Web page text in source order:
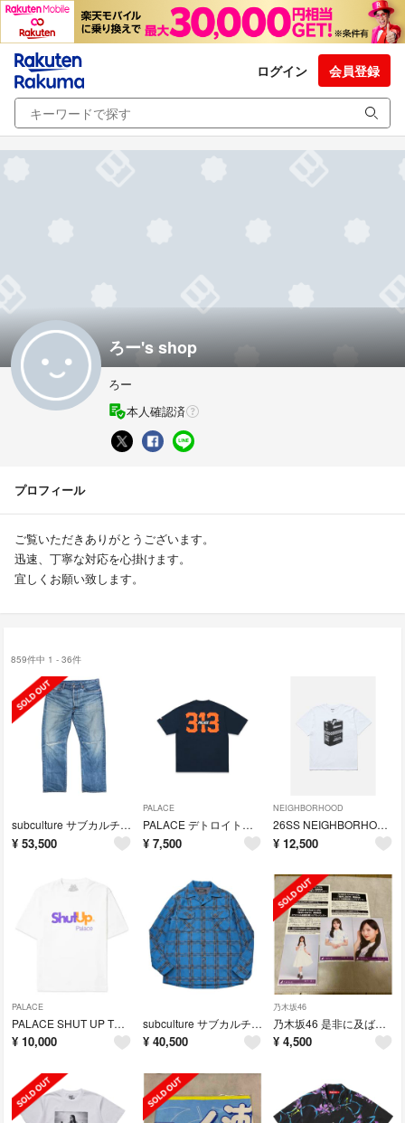
ログイン 会員登録
ろー's shop
ろー
本人確認済
プロフィール
ご覧いただきありがとうございます。
迅速、丁寧な対応を心掛けます。
宜しくお願い致します。
859件中 1 - 36件
subculture サブカルチャー BerBerJin ベルベルジン クラッシュデニム 2
¥ 53,500
PALACE
PALACE デトロイト・タイガース Tシャツ L
¥ 7,500
NEIGHBORHOOD
26SS NEIGHBORHOOD ショートスリーブTシャツ L
¥ 12,500
PALACE
PALACE SHUT UP Tシャツ L
¥ 10,000
subculture サブカルチャー ウールチェックシャツ 2
¥ 40,500
乃木坂46
乃木坂46 是非に及ばず 抽選応募券3枚セット
¥ 4,500